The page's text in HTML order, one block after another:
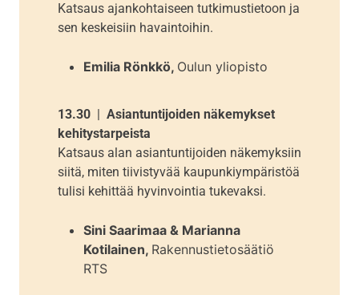
Katsaus ajankohtaiseen tutkimustietoon ja
sen keskeisiin havaintoihin.
Emilia Rönkkö, Oulun yliopisto
13.30
Asiantuntijoiden näkemykset
kehitystarpeista
Katsaus alan asiantuntijoiden näkemyksiin
siitä, miten tiivistyvää kaupunkiympäristöä
tulisi kehittää hyvinvointia tukevaksi.
Sini Saarimaa & Marianna
Kotilainen, Rakennustietosäätiö
RTS